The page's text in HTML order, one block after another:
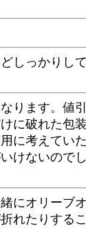
しっかりし
ります。値
に破れた包
に考えてい
けないので
にオリーブ
れたりする